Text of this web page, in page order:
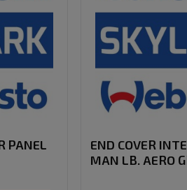
PANEL
END COVER
MAN LB. AERO